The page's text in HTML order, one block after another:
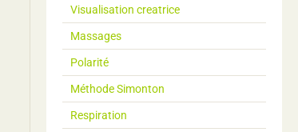
Visualisation creatrice
Massages
Polarité
Méthode Simonton
Respiration